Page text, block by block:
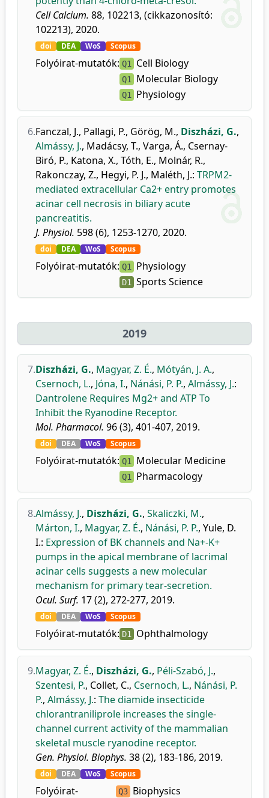
Cell Calcium. 88, 102213, (cikkazonosító:
102213), 2020.
doi DEA WoS Scopus
Folyóirat-mutatók: Q1 Cell Biology
Q1 Molecular Biology
Q1 Physiology
6.Fanczal, J., Pallagi, P., Görög, M., Diszházi, G.,
Almássy, J., Madácsy, T., Varga, Á., Csernay-
Biró, P., Katona, X., Tóth, E., Molnár, R.,
Rakonczay, Z., Hegyi, P. J., Maléth, J.: TRPM2-
mediated extracellular Ca2+ entry promotes
acinar cell necrosis in biliary acute
pancreatitis.
J. Physiol. 598 (6), 1253-1270, 2020.
doi DEA WoS Scopus
Folyóirat-mutatók: Q1 Physiology
D1 Sports Science
2019
7.Diszházi, G., Magyar, Z. É., Mótyán, J. A.,
Csernoch, L., Jóna, I., Nánási, P. P., Almássy, J.:
Dantrolene Requires Mg2+ and ATP To
Inhibit the Ryanodine Receptor.
Mol. Pharmacol. 96 (3), 401-407, 2019.
doi DEA WoS Scopus
Folyóirat-mutatók: Q1 Molecular Medicine
Q1 Pharmacology
8.Almássy, J., Diszházi, G., Skaliczki, M.,
Márton, I., Magyar, Z. É., Nánási, P. P., Yule, D.
I.: Expression of BK channels and Na+-K+
pumps in the apical membrane of lacrimal
acinar cells suggests a new molecular
mechanism for primary tear-secretion.
Ocul. Surf. 17 (2), 272-277, 2019.
doi DEA WoS Scopus
Folyóirat-mutatók: D1 Ophthalmology
9.Magyar, Z. É., Diszházi, G., Péli-Szabó, J.,
Szentesi, P., Collet, C., Csernoch, L., Nánási, P.
P., Almássy, J.: The diamide insecticide
chlorantraniliprole increases the single-
channel current activity of the mammalian
skeletal muscle ryanodine receptor.
Gen. Physiol. Biophys. 38 (2), 183-186, 2019.
doi DEA WoS Scopus
Folyóirat-
Q3 Biophysics